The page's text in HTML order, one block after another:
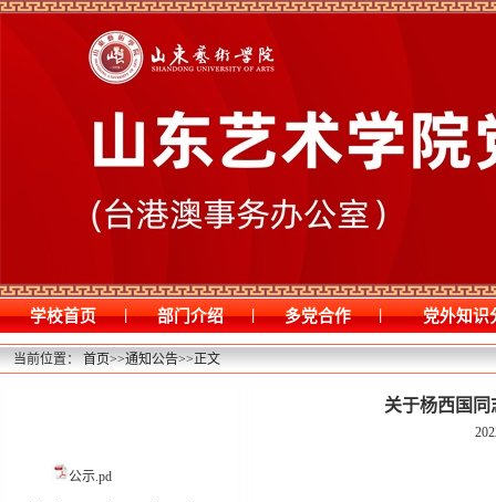
学校首页 | 部门介绍 | 多党合作 | 党外知识
当前位置：首页>>通知公告>>正文
关于杨西国
公示.pd